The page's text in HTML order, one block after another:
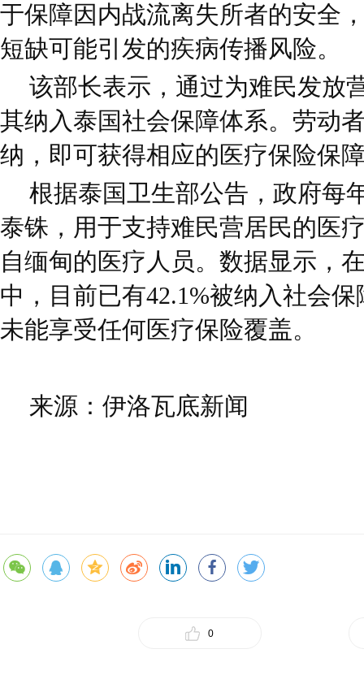
于保障因内战流离失所者的安全
短缺可能引发的疾病传播风险。
该部长表示，通过为难民发放
其纳入泰国社会保障体系。劳动
纳，即可获得相应的医疗保险保
根据泰国卫生部公告，政府每
泰铢，用于支持难民营居民的医
自缅甸的医疗人员。数据显示，
中，目前已有42.1%被纳入社会
未能享受任何医疗保险覆盖。
来源：伊洛瓦底新闻
0